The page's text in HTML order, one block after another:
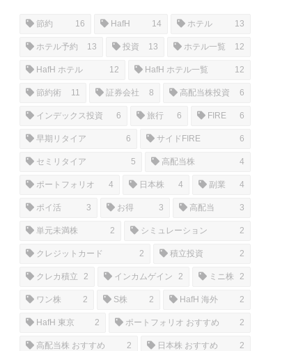
節約 16 HafH 14 ホテル 13
ホテル予約 13 投資 13 ホテル一覧 12
HafH ホテル 12 HafH ホテル一覧 12
節約術 11 証券会社 8 高配当株投資 6
インデックス投資 6 旅行 6 FIRE 6
早期リタイア 6 サイドFIRE 6
セミリタイア 5 高配当株 4
ポートフォリオ 4 日本株 4 副業 4
ポイ活 3 お得 3 高配当 3
単元未満株 2 シミュレーション 2
クレジットカード 2 積立投資 2
クレカ積立 2 インカムゲイン 2 ミニ株 2
ワン株 2 S株 2 HafH 海外 2
HafH 東京 2 ポートフォリオ おすすめ 2
高配当株 おすすめ 2 日本株 おすすめ 2